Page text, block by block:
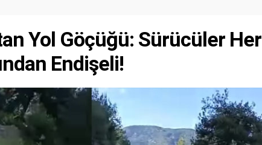
Yol Göçüğü: Sürücüler Her
Endişeli!